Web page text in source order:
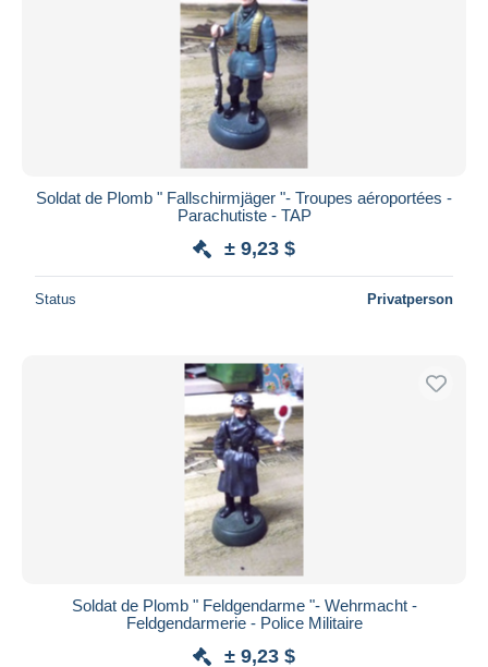
Soldat de Plomb " Fallschirmjäger "- Troupes aéroportées -
Parachutiste - TAP
± 9,23 $
Status Privatperson
Soldat de Plomb " Feldgendarme "- Wehrmacht -
Feldgendarmerie - Police Militaire
± 9,23 $